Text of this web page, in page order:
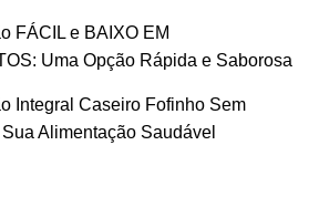
FÁCIL e BAIXO EM
Uma Opção Rápida e Saborosa
Integral Caseiro Fofinho Sem
Alimentação Saudável